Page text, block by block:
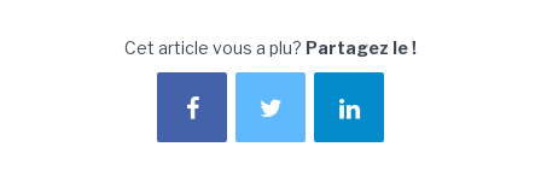
Cet article vous a plu? Partagez le !